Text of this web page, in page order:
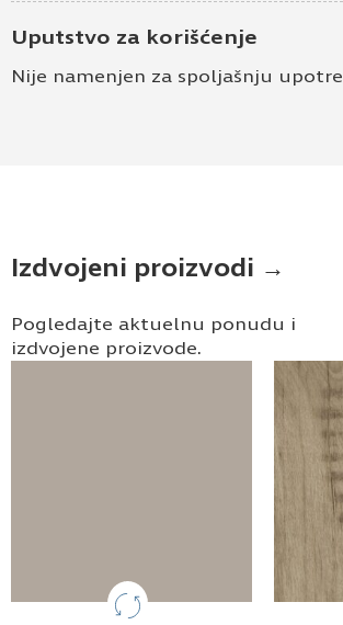
Uputstvo za korišćenje
Nije namenjen za spoljašnju
Izdvojeni proizvodi →
Pogledajte aktuelnu ponudu i
izdvojene proizvode.